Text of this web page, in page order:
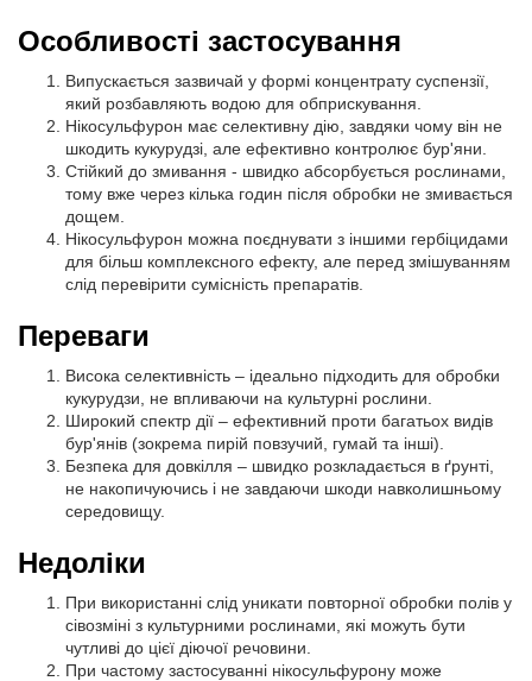
Особливості застосування
Випускається зазвичай у формі концентрату суспензії,
який розбавляють водою для обприскування.
Нікосульфурон має селективну дію, завдяки чому він не
шкодить кукурудзі, але ефективно контролює бур'яни.
Стійкий до змивання - швидко абсорбується рослинами,
тому вже через кілька годин після обробки не змивається
дощем.
Нікосульфурон можна поєднувати з іншими гербіцидами
для більш комплексного ефекту, але перед змішуванням
слід перевірити сумісність препаратів.
Переваги
Висока селективність – ідеально підходить для обробки
кукурудзи, не впливаючи на культурні рослини.
Широкий спектр дії – ефективний проти багатьох видів
бур'янів (зокрема пирій повзучий, гумай та інші).
Безпека для довкілля – швидко розкладається в ґрунті,
не накопичуючись і не завдаючи шкоди навколишньому
середовищу.
Недоліки
При використанні слід уникати повторної обробки полів у
сівозміні з культурними рослинами, які можуть бути
чутливі до цієї діючої речовини.
При частому застосуванні нікосульфурону може